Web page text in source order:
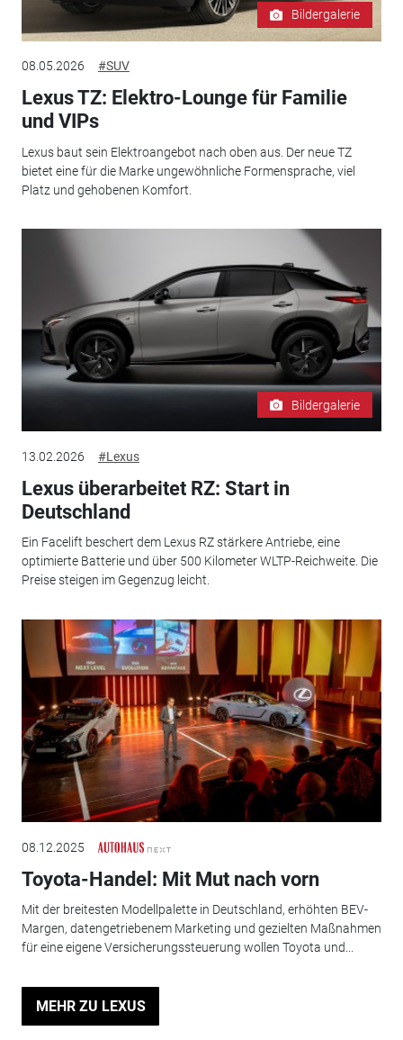
Bildergalerie
08.05.2026 #SUV
Lexus TZ: Elektro-Lounge für Familie
und VIPs
Lexus baut sein Elektroangebot nach oben aus. Der neue TZ
bietet eine für die Marke ungewöhnliche Formensprache, viel
Platz und gehobenen Komfort.
Bildergalerie
13.02.2026 #Lexus
Lexus überarbeitet RZ: Start in
Deutschland
Ein Facelift beschert dem Lexus RZ stärkere Antriebe, eine
optimierte Batterie und über 500 Kilometer WLTP-Reichweite. Die
Preise steigen im Gegenzug leicht.
08.12.2025
Toyota-Handel: Mit Mut nach vorn
Mit der breitesten Modellpalette in Deutschland, erhöhten BEV-
Margen, datengetriebenem Marketing und gezielten Maßnahmen
für eine eigene Versicherungssteuerung wollen Toyota und...
MEHR ZU LEXUS